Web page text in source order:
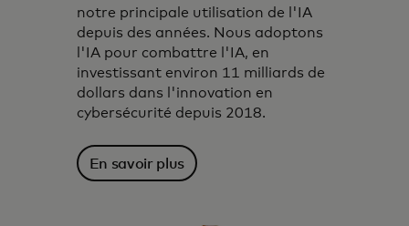
notre principale utilisation de l'IA
depuis des années. Nous adoptons
l'IA pour combattre l'IA, en
investissant environ 11 milliards de
dollars dans l'innovation en
cybersécurité depuis 2018.
En savoir plus